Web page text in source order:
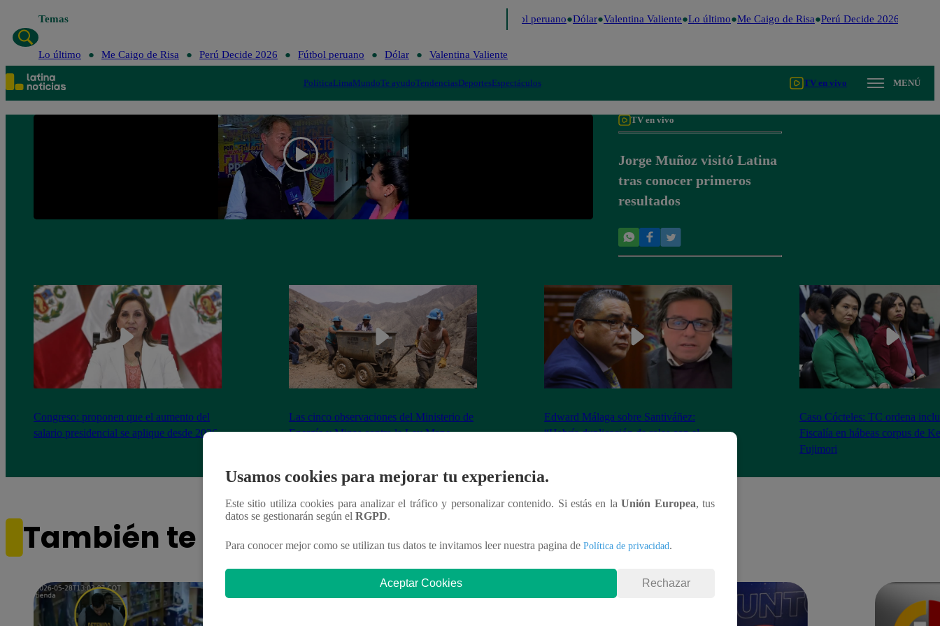
Temas Fútbol peruano Dólar Valentina Valiente Lo último Me Caigo de Risa Perú Decide 2026
Lo último Me Caigo de Risa Perú Decide 2026 Fútbol peruano Dólar Valentina Valiente
PolíticaLimaMundoTe ayudoTendenciasDeportesEspectáculos TV en vivo MENÚ
TV en vivo
Jorge Muñoz visitó Latina
tras conocer primeros
resultados
Congreso: proponen que el aumento del
salario presidencial se aplique desde 2026
Las cinco observaciones del Ministerio de
Energía y Minas contra la Ley Mape
Edward Málaga sobre Santiváñez:
“Habría duplicación de roles con el
Caso Cócteles: TC ordena
Fiscalía en hábeas corpus de
Fujimori
También te puede interesar
Usamos cookies para mejorar tu experiencia.
Este sitio utiliza cookies para analizar el tráfico y personalizar contenido. Si estás en laUnión Europea, tus
datos se gestionarán según el RGPD.
Para conocer mejor como se utilizan tus datos te invitamos leer nuestra pagina de Política de privacidad.
Aceptar Cookies Rechazar